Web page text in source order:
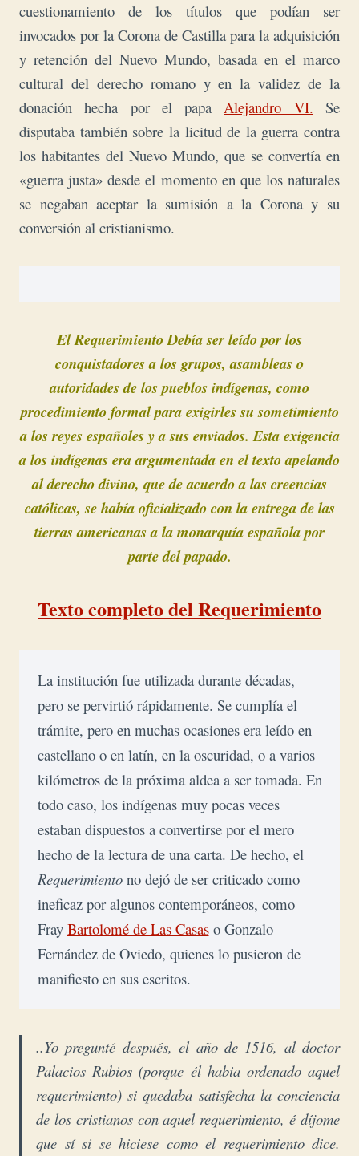
cuestionamiento de los títulos que podían ser
invocados por la Corona de Castilla para la adquisición
y retención del Nuevo Mundo, basada en el marco
cultural del derecho romano y en la validez de la
donación hecha por el papaAlejandro VI. Se
disputaba también sobre la licitud de la guerra contra
los habitantes del Nuevo Mundo, que se convertía en
«guerra justa» desde el momento en que los naturales
se negaban aceptar la sumisión a la Corona y su
conversión al cristianismo.
El Requerimiento Debía ser leído por los
conquistadores a los grupos, asambleas o
autoridades de los pueblos indígenas, como
procedimiento formal para exigirles su sometimiento
a los reyes españoles y a sus enviados. Esta exigencia
a los indígenas era argumentada en el texto apelando
al derecho divino, que de acuerdo a las creencias
católicas, se había oficializado con la entrega de las
tierras americanas a la monarquía española por
parte del papado.
Texto completo del Requerimiento
La institución fue utilizada durante décadas,
pero se pervirtió rápidamente. Se cumplía el
trámite, pero en muchas ocasiones era leído en
castellano o en latín, en la oscuridad, o a varios
kilómetros de la próxima aldea a ser tomada. En
todo caso, los indígenas muy pocas veces
estaban dispuestos a convertirse por el mero
Requerimiento no dejó de ser criticado como
ineficaz por algunos contemporáneos, como
Fray Bartolomé de Las Casas o Gonzalo
Fernández de Oviedo, quienes lo pusieron de
manifiesto en sus escritos.
..Yo pregunté después, el año de 1516, al doctor
Palacios Rubios (porque él habia ordenado aquel
requerimiento) si quedaba satisfecha la conciencia
de los cristianos con aquel requerimiento, é díjome
que sí si se hiciese como el requerimiento dice.